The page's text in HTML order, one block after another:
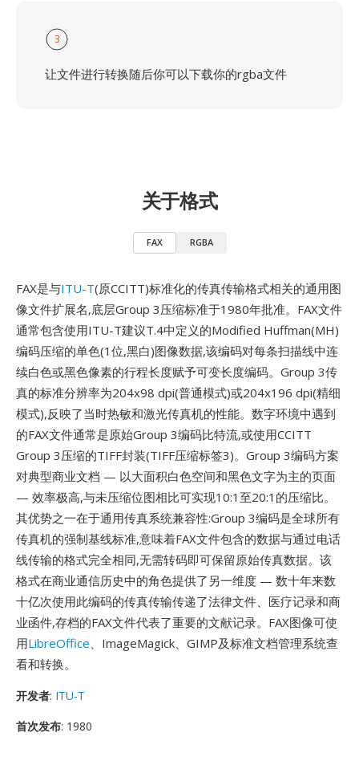
3
让文件进行转换随后你可以下载你的rgba文件
关于格式
FAX RGBA
FAX是与ITU-T(原CCITT)标准化的传真传输格式相关的通用图
像文件扩展名,底层Group 3压缩标准于1980年批准。FAX文件
通常包含使用ITU-T建议T.4中定义的Modified Huffman(MH)
编码压缩的单色(1位,黑白)图像数据,该编码对每条扫描线中连
续白色或黑色像素的行程长度赋予可变长度编码。Group 3传
真的标准分辨率为204x98 dpi(普通模式)或204x196 dpi(精细
模式),反映了当时热敏和激光传真机的性能。数字环境中遇到
的FAX文件通常是原始Group 3编码比特流,或使用CCITT
Group 3压缩的TIFF封装(TIFF压缩标签3)。Group 3编码方案
对典型商业文档 — 以大面积白色空间和黑色文字为主的页面
— 效率极高,与未压缩位图相比可实现10:1至20:1的压缩比。
其优势之一在于通用传真系统兼容性:Group 3编码是全球所有
传真机的强制基线标准,意味着FAX文件包含的数据与通过电话
线传输的格式完全相同,无需转码即可保留原始传真数据。该
格式在商业通信历史中的角色提供了另一维度 — 数十年来数
十亿次使用此编码的传真传输传递了法律文件、医疗记录和商
业函件,存档的FAX文件代表了重要的文献记录。FAX图像可使
用LibreOffice、ImageMagick、GIMP及标准文档管理系统查
看和转换。
开发者: ITU-T
首次发布: 1980